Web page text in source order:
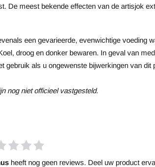
De meest bekende effecten van de artisjok
een gevarieerde, evenwichtige
droog en donker bewaren. In geval van
gebruik als u ongewenste bijwerkingen van dit
nog niet officieel vastgesteld.
heeft nog geen reviews. Deel uw product